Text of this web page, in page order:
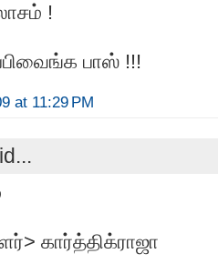
!
பாஸ் !!!
at 11:29 PM
கார்த்திக்ராஜா